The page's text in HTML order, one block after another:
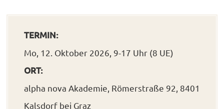
TERMIN:
Mo, 12. Oktober 2026, 9-17 Uhr (8 UE)
ORT:
alpha nova Akademie, Römerstraße 92, 8401
Kalsdorf bei Graz